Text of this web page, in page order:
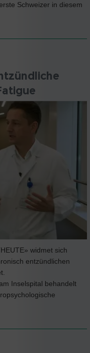
Schweizer in diesem
widmet sich
entzündlichen
Inselspital behandelt